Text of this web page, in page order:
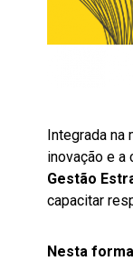
Integrada na
inovação e a
Gestão
capacitar
Nesta